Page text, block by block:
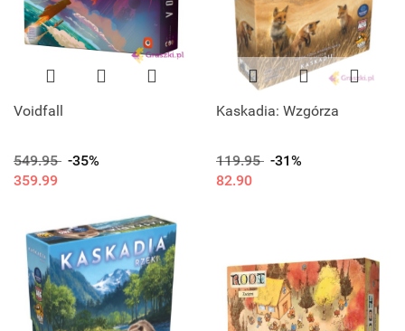
Voidfall
549.95 -35%
359.99
Kaskadia: Wzgórza
119.95 -31%
82.90